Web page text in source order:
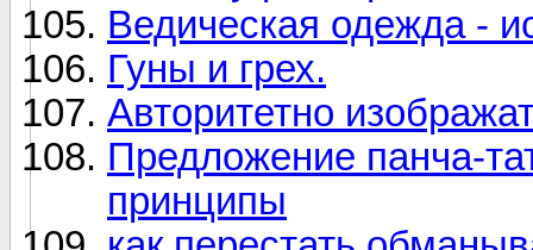
Ведическая одежда -
Гуны и грех.
Авторитетно
Предложение панча-
принципы